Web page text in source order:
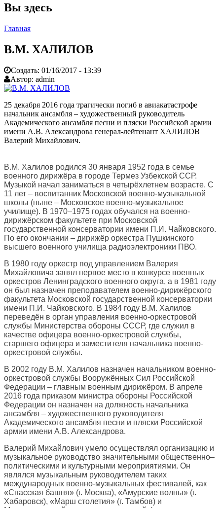
Вы здесь
Главная
В.М. ХАЛИЛОВ
Создать: 01/16/2017 - 13:39
Автор: admin
25 декабря 2016 года трагически погиб в авиакатастрофе
начальник ансамбля – художественный руководитель
Академического ансамбля песни и пляски Российской армии
имени А.В. Александрова генерал-лейтенант ХАЛИЛОВ
Валерий Михайлович.
В.М. Халилов родился 30 января 1952 года в семье
военного дирижёра в городе Термез Узбекской ССР.
Музыкой начал заниматься в четырёхлетнем возрасте. С
11 лет – воспитанник Московской военно-музыкальной
школы (ныне – Московское военно-музыкальное
училище). В 1970–1975 годах обучался на военно-
дирижёрском факультете при Московской
государственной консерватории имени П.И. Чайковского.
По его окончании – дирижёр оркестра Пушкинского
высшего военного училища радиоэлектроники ПВО.
В 1980 году оркестр под управлением Валерия
Михайловича занял первое место в конкурсе военных
оркестров Ленинградского военного округа, а в 1981 году
он был назначен преподавателем военно-дирижёрского
факультета Московской государственной консерватории
имени П.И. Чайковского. В 1984 году В.М. Халилов
переведён в орган управления военно-оркестровой
службы Министерства обороны СССР, где служил в
качестве офицера военно-оркестровой службы,
старшего офицера и заместителя начальника военно-
оркестровой службы.
В 2002 году В.М. Халилов назначен начальником военно-
оркестровой службы Вооружённых Сил Российской
Федерации – главным военным дирижёром. В апреле
2016 года приказом министра обороны Российской
Федерации он назначен на должность начальника
ансамбля – художественного руководителя
Академического ансамбля песни и пляски Российской
армии имени А.В. Александрова.
Валерий Михайлович умело осуществлял организацию и
музыкальное руководство значительными общественно–
политическими и культурными мероприятиями. Он
являлся музыкальным руководителем таких
международных военно-музыкальных фестивалей, как
«Спасская башня» (г. Москва), «Амурские волны» (г.
Хабаровск), «Марш столетия» (г. Тамбов) и